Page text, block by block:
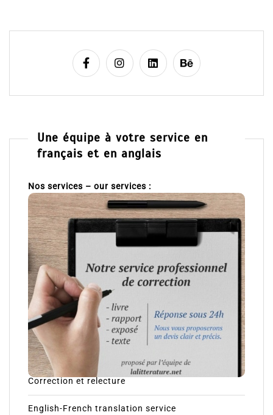
Une équipe à votre service en
français et en anglais
Nos services – our services :
Correction et relecture
English-French translation service